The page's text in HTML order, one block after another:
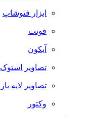
ابزار فتوشاپ
فونت
آیکون
تصاویر استوک
تصاویر لایه باز
وکتور